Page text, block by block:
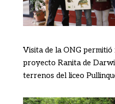
Visita de la ONG
proyecto Ranita de
terrenos del liceo